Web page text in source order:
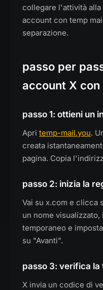
collegare l'attività alla
account con temp
separazione.
passo per
account X
passo 1: ottieni un
Apri temp-mail.you.
creata
pagina. Copia
passo 2: inizia la
Vai su x.com e clicca
un nome
temporaneo e
su "Avanti".
passo 3: verifica la
X invia un codice di